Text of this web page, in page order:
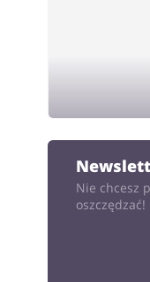
Nie chcesz
oszczędzać!